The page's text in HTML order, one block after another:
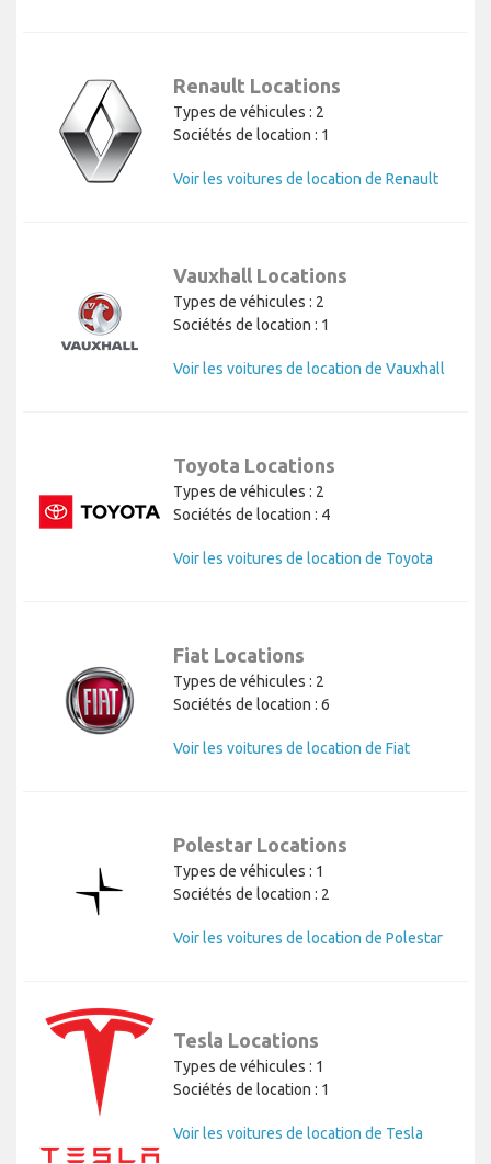
Renault Locations
Types de véhicules : 2
Sociétés de location : 1
Voir les voitures de location de Renault
Vauxhall Locations
Types de véhicules : 2
Sociétés de location : 1
Voir les voitures de location de Vauxhall
Toyota Locations
Types de véhicules : 2
Sociétés de location : 4
Voir les voitures de location de Toyota
Fiat Locations
Types de véhicules : 2
Sociétés de location : 6
Voir les voitures de location de Fiat
Polestar Locations
Types de véhicules : 1
Sociétés de location : 2
Voir les voitures de location de Polestar
Tesla Locations
Types de véhicules : 1
Sociétés de location : 1
Voir les voitures de location de Tesla